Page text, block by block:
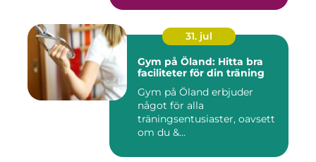
31. jul
Gym på Öland: Hitta bra
faciliteter för din träning
Gym på Öland erbjuder
något för alla
träningsentusiaster, oavsett
om du &...